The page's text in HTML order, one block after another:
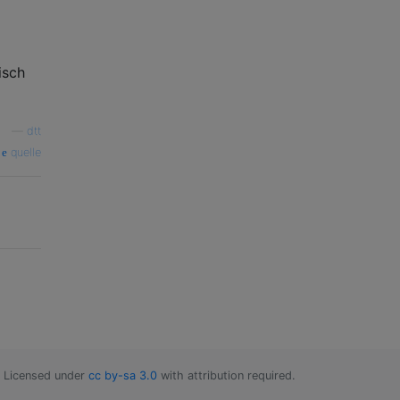
dtt
quelle
Licensed under cc by-sa 3.0 with attribution required.